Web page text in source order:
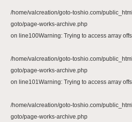
/home/valcreation/goto-toshio.com/
goto/page-works-archive.php
on line100Warning: Trying to access array
/home/valcreation/goto-toshio.com/
goto/page-works-archive.php
on line101Warning: Trying to access array
/home/valcreation/goto-toshio.com/
goto/page-works-archive.php